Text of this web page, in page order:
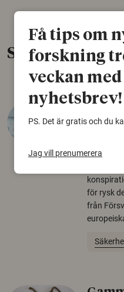
Senaste nytt
för rysk
från
Få tips om
forskning
veckan
nyhetsbrev!
PS. Det är gratis och du
Jag vill prenumerera